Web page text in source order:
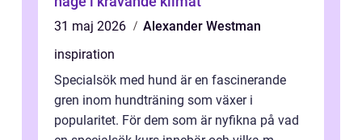
31 maj 2026
Alexander Westman
inspiration
Specialsök med hund är en fascinerande
gren inom hundträning som växer i
popularitet. För dem som är nyfikna på vad